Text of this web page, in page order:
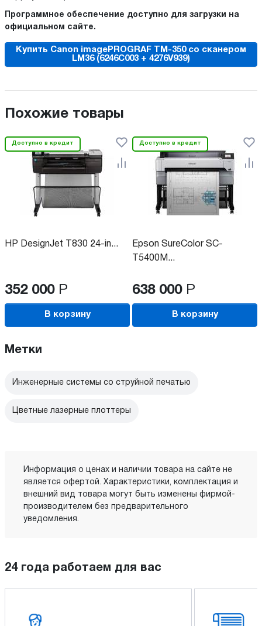
Программное обеспечение доступно для загрузки на
официальном сайте.
Купить Canon imagePROGRAF TM-350 со сканером
LM36 (6246C003 + 4276V939)
Похожие товары
Доступно в кредит
HP DesignJet T830 24-in...
352 000 Р
В корзину
Доступно в кредит
Epson SureColor SC-
T5400M...
638 000 Р
В корзину
Метки
Инженерные системы со струйной печатью
Цветные лазерные плоттеры
Информация о ценах и наличии товара на сайте не
является офертой. Характеристики, комплектация и
внешний вид товара могут быть изменены фирмой-
производителем без предварительного
уведомления.
24 года работаем для вас